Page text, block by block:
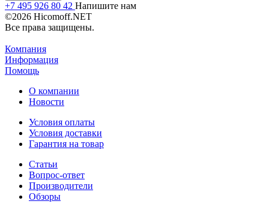
+7 495 926 80 42 Напишите нам
©2026 Hicomoff.NET
Все права защищены.
Компания
Информация
Помощь
О компании
Новости
Условия оплаты
Условия доставки
Гарантия на товар
Статьи
Вопрос-ответ
Производители
Обзоры